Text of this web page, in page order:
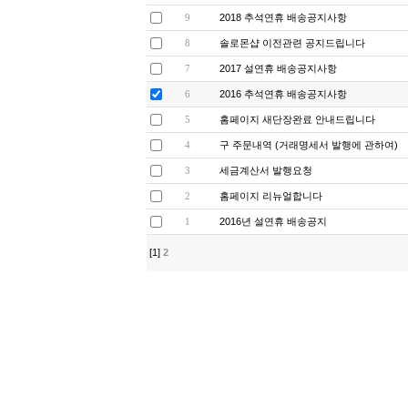
9 2018 추석연휴 배송공지사항
8 솔로몬샵 이전관련 공지드립니다
7 2017 설연휴 배송공지사항
6 2016 추석연휴 배송공지사항
5 홈페이지 새단장완료 안내드립니다
4 구 주문내역 (거래명세서 발행에 관하여)
3 세금계산서 발행요청
2 홈페이지 리뉴얼합니다
1 2016년 설연휴 배송공지
[1] 2